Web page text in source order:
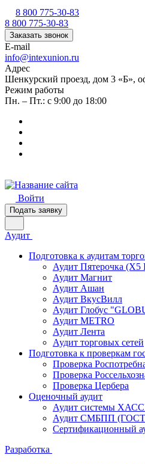
8 800 775-30-83
8 800 775-30-83
Заказать звонок
E-mail
info@intexunion.ru
Адрес
Шенкурский проезд, дом 3 «Б»,
Режим работы
Пн. – Пт.: с 9:00 до 18:00
Войти
Подать заявку
Аудит
Подготовка к аудитам
Аудит Пятерочка (X5
Аудит Магнит
Аудит Ашан
Аудит ВкусВилл
Аудит Глобус
Аудит METRO
Аудит Лента
Аудит торговых сетей
Подготовка к проверкам
Проверка
Проверка
Проверка Цербера
Оценочный аудит
Аудит системы
Аудит СМБПП
Разработка